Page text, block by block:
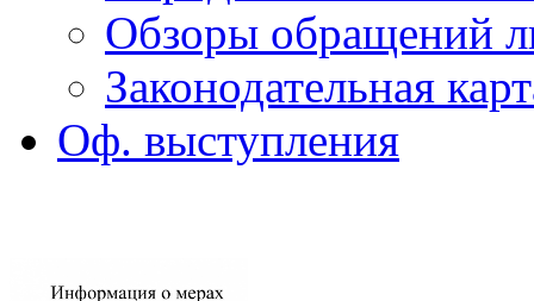
Обзоры обращений
Законодательная
Оф. выступления